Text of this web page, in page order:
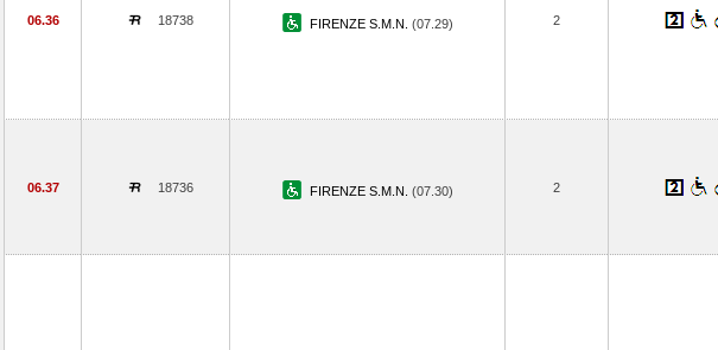
06.36 18738 FIRENZE S.M.N. (07.29) 2
06.37 18736 FIRENZE S.M.N. (07.30) 2